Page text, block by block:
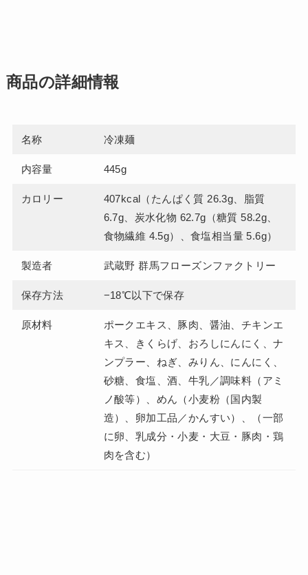
商品の詳細情報
名称 冷凍麺
内容量 445g
カロリー
407kcal（たんぱく質 26.3g、脂質
6.7g、炭水化物 62.7g（糖質 58.2g、
食物繊維 4.5g）、食塩相当量 5.6g）
製造者 武蔵野 群馬フローズンファクトリー
保存方法 −18℃以下で保存
原材料
ポークエキス、豚肉、醤油、チキンエ
キス、きくらげ、おろしにんにく、ナ
ンプラー、ねぎ、みりん、にんにく、
砂糖、食塩、酒、牛乳／調味料（アミ
ノ酸等）、めん（小麦粉（国内製
造）、卵加工品／かんすい）、（一部
に卵、乳成分・小麦・大豆・豚肉・鶏
肉を含む）